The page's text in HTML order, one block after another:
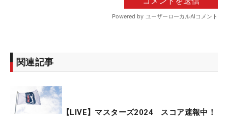
関連記事
【LIVE】マスターズ2024 スコア速報中！